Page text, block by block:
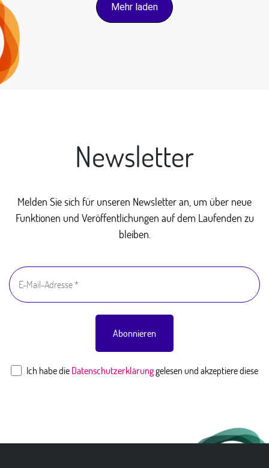
Mehr laden
Newsletter
Melden Sie sich für unseren Newsletter an, um über neue
Funktionen und Veröffentlichungen auf dem Laufenden zu
bleiben.
Ich habe dieDatenschutzerklärunggelesen und akzeptiere diese